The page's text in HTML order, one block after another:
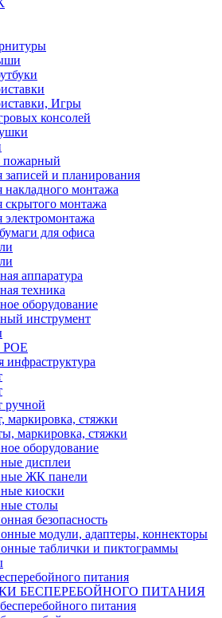
Игры
консолей
пожарный
записей и планирования
накладного монтажа
скрытого монтажа
электромонтажа
для офиса
аппаратура
техника
оборудование
инструмент
инфраструктура
ручной
маркировка, стяжки
маркировка, стяжки
оборудование
дисплеи
ЖК панели
киоски
столы
безопасность
модули, адаптеры, коннекторы
таблички и пиктограммы
питания
БЕСПЕРЕБОЙНОГО ПИТАНИЯ
питания